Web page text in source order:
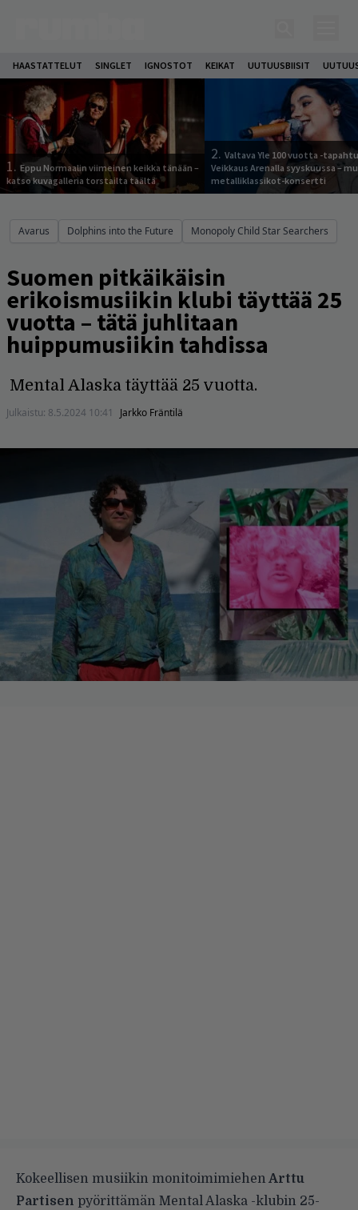
HAASTATTELUT SINGLET IGNOSTOT KEIKAT UUTUUSBIISIT
1. Eppu Normaalin viimeinen keikka tänään –
katso kuvagalleria torstailta täältä
2. Valtava Yle 100 vuotta -
Veikkaus Arenalla syyskuussa –
metalliklassikot-konsertti
Avarus Dolphins into the Future Monopoly Child Star Searchers
Suomen pitkäikäisin
erikoismusiikin klubi täyttää 25
vuotta – tätä juhlitaan
huippumusiikin tahdissa
Mental Alaska täyttää 25 vuotta.
Julkaistu: 8.5.2024 10:41 Jarkko Fräntilä
Kokeellisen musiikin monitoimimiehen Arttu
Partisen pyörittämän Mental Alaska -klubin 25-